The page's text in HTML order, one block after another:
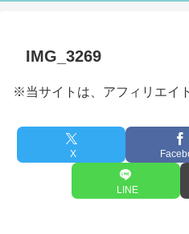
IMG_3269
※当サイトは、アフィリエイ
X
LINE